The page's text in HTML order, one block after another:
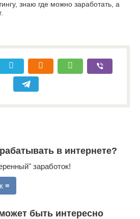
знаю где можно заработать, а
в интернете?
заработок!
≡
быть интересно